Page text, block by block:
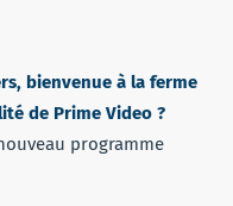
bienvenue à la ferme
de Prime Video ?
programme